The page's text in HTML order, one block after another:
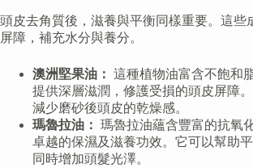
頭皮去角質後，滋養與平衡同樣重要。這些
屏障，補充水分與養分。
澳洲堅果油： 這種植物油富含不飽和
提供深層滋潤，修護受損的頭皮屏障
減少磨砂後頭皮的乾燥感。
瑪魯拉油： 瑪魯拉油蘊含豐富的抗氧
卓越的保濕及滋養功效。它可以幫助
同時增加頭髮光澤。